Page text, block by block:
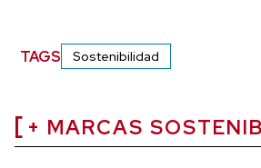
TAGS Sostenibilidad
+ MARCAS